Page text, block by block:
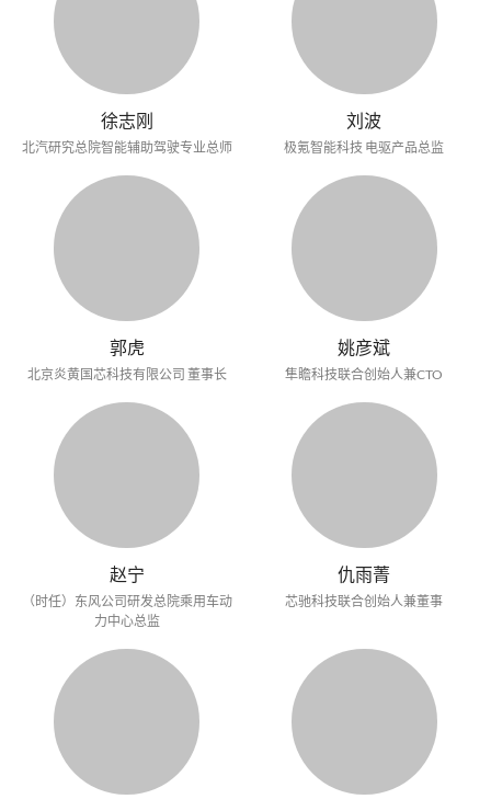
徐志刚
北汽研究总院智能辅助驾驶专业总师
刘波
极氪智能科技 电驱产品总监
郭虎
北京炎黄国芯科技有限公司 董事长
姚彦斌
隼瞻科技联合创始人兼CTO
赵宁
（时任）东风公司研发总院乘用车动
力中心总监
仇雨菁
芯驰科技联合创始人兼董事